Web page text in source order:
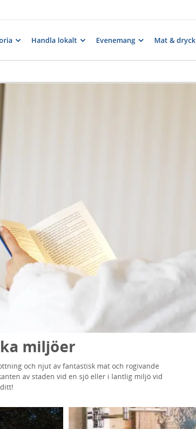
Handla lokalt Evenemang Mat & dryck
miljöer
och njut av fantastisk mat och rogivande
av staden vid en sjö eller i lantlig miljö vid